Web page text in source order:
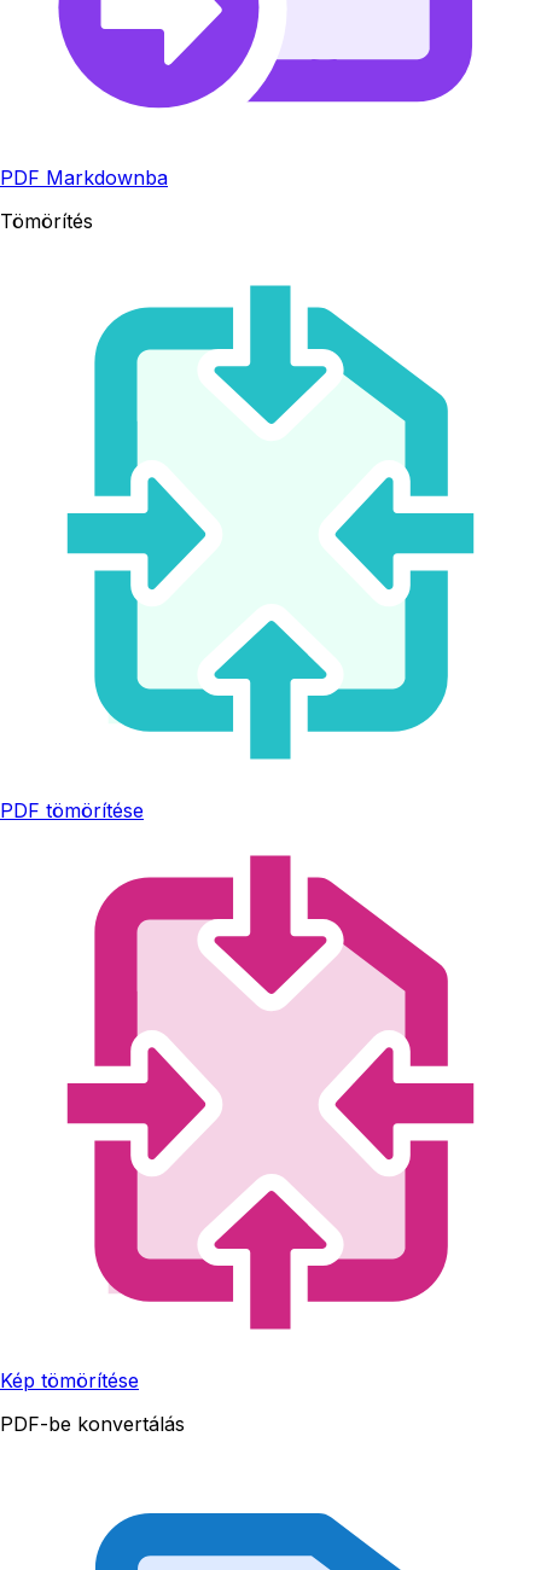
PDF Markdownba
Tömörítés
PDF tömörítése
Kép tömörítése
PDF-be konvertálás